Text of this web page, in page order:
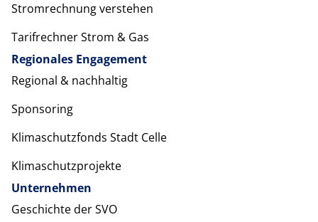
Stromrechnung verstehen
Tarifrechner Strom & Gas
Regionales Engagement
Regional & nachhaltig
Sponsoring
Klimaschutzfonds Stadt Celle
Klimaschutzprojekte
Unternehmen
Geschichte der SVO